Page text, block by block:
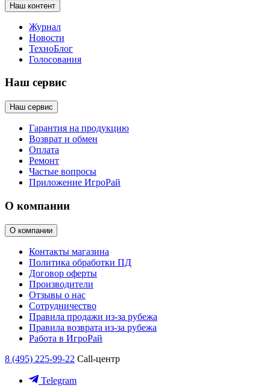
Наш контент
Журнал
Новости
ТехноБлог
Голосования
Наш сервис
Наш сервис
Гарантия на продукцию
Возврат и обмен
Оплата
Ремонт
Частые вопросы
Приложение ИгроРай
О компании
О компании
Контакты магазина
Политика обработки ПД
Договор оферты
Производители
Отзывы о нас
Сотрудничество
Правила продажи из-за рубежа
Правила возврата из-за рубежа
Работа в ИгроРай
8 (495) 225-99-22 Call-центр
Telegram